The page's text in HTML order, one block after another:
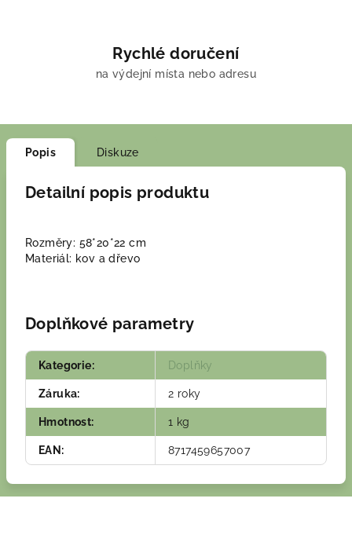
Rychlé doručení
na výdejní místa nebo adresu
Popis Diskuze
Detailní popis produktu
Rozměry: 58*20*22 cm
Materiál: kov a dřevo
Doplňkové parametry
Kategorie: Doplňky
Záruka: 2 roky
Hmotnost: 1 kg
EAN : 8717459657007